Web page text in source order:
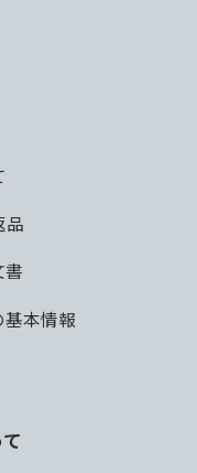
品
書
本情報